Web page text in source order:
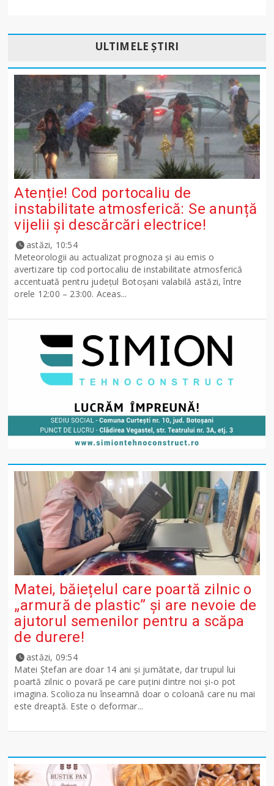
ULTIMELE ȘTIRI
Atenție! Cod portocaliu de
instabilitate atmosferică: Se anunță
vijelii și descărcări electrice!
astăzi, 10:54
Meteorologii au actualizat prognoza și au emis o
avertizare tip cod portocaliu de instabilitate atmosferică
accentuată pentru județul Botoșani valabilă astăzi, între
orele 12:00 – 23:00. Aceas...
Matei, băiețelul care poartă zilnic o
„armură de plastic” și are nevoie de
ajutorul semenilor pentru a scăpa
de durere!
astăzi, 09:54
Matei Ștefan are doar 14 ani și jumătate, dar trupul lui
poartă zilnic o povară pe care puțini dintre noi și-o pot
imagina. Scolioza nu înseamnă doar o coloană care nu mai
este dreaptă. Este o deformar...